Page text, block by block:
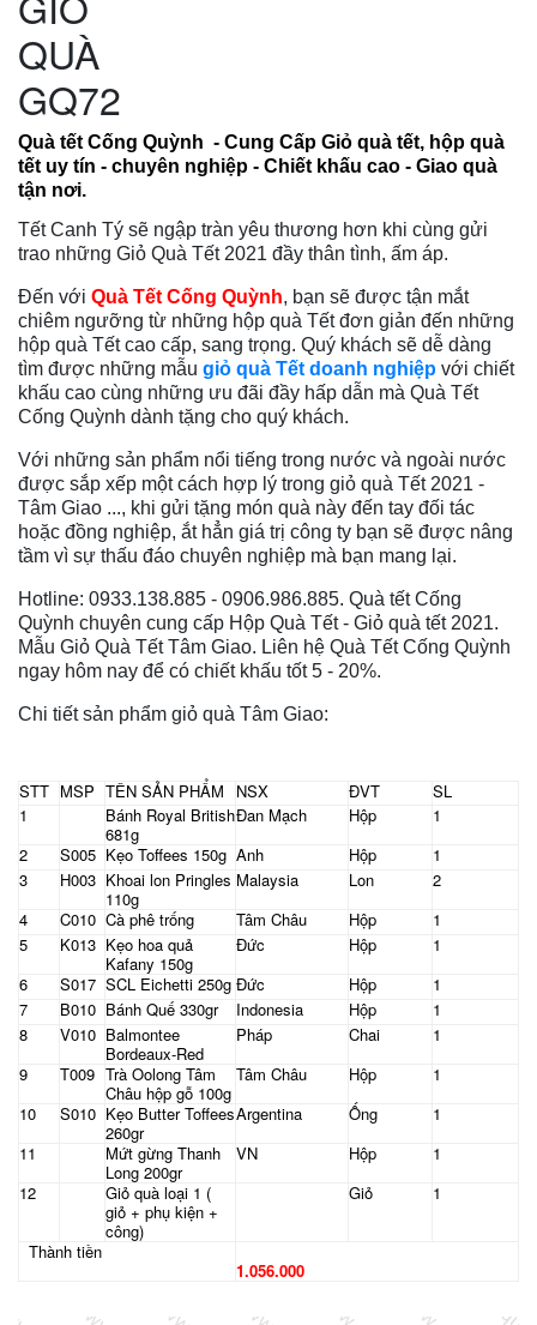
QUÀ
GQ72
Quà tết Cống Quỳnh - Cung Cấp Giỏ quà tết, hộp quà
tết uy tín - chuyên nghiệp - Chiết khấu cao - Giao quà
tận nơi.
Tết Canh Tý sẽ ngập tràn yêu thương hơn khi cùng gửi
trao những Giỏ Quà Tết 2021 đầy thân tình, ấm áp.
Đến với Quà Tết Cống Quỳnh, bạn sẽ được tận mắt
chiêm ngưỡng từ những hộp quà Tết đơn giản đến những
hộp quà Tết cao cấp, sang trọng. Quý khách sẽ dễ dàng
tìm được những mẫu giỏ quà Tết doanh nghiệp với chiết
khấu cao cùng những ưu đãi đầy hấp dẫn mà Quà Tết
Cống Quỳnh dành tặng cho quý khách.
Với những sản phẩm nổi tiếng trong nước và ngoài nước
được sắp xếp một cách hợp lý trong giỏ quà Tết 2021 -
Tâm Giao ..., khi gửi tặng món quà này đến tay đối tác
hoặc đồng nghiệp, ắt hẳn giá trị công ty bạn sẽ được nâng
tầm vì sự thấu đáo chuyên nghiệp mà bạn mang lại.
Hotline: 0933.138.885 - 0906.986.885. Quà tết Cống
Quỳnh chuyên cung cấp Hộp Quà Tết - Giỏ quà tết 2021.
Mẫu Giỏ Quà Tết Tâm Giao. Liên hệ Quà Tết Cống Quỳnh
ngay hôm nay để có chiết khấu tốt 5 - 20%.
Chi tiết sản phẩm giỏ quà Tâm Giao:
STT MSP TÊN SẢN PHẨM NSX ĐVT
SL
1
Bánh Royal British
681g
Đan Mạch Hộp
1
2
S005 Kẹo Toffees 150g Anh Hộp
1
3
H003 Khoai lon Pringles
110g
Malaysia Lon
2
4
C010 Cà phê trống Tâm Châu Hộp
1
5
K013 Kẹo hoa quả
Kafany 150g
Đức Hộp
1
6
S017 SCL Eichetti 250g Đức Hộp
1
7
B010 Bánh Quế 330gr Indonesia Hộp
1
8
V010 Balmontee
Bordeaux-Red
Pháp Chai
1
9
T009 Trà Oolong Tâm
Châu hộp gỗ 100g
Tâm Châu Hộp
1
10
S010 Kẹo Butter Toffees
260gr
Argentina Ống
1
11
Mứt gừng Thanh
Long 200gr
VN Hộp
1
12
Giỏ quà loại 1 (
giỏ + phụ kiện +
công)
Giỏ 1
Thành tiền
1.056.000